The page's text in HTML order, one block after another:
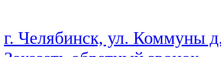
НАМ ДОВЕРЯЮТ С 2003 ГОДА
г. Челябинск, ул. Коммуны